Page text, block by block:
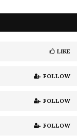
H
LIKE
FOLLOW
FOLLOW
FOLLOW